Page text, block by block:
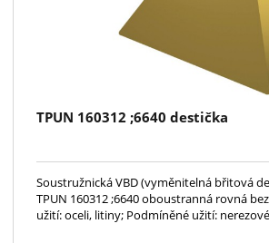
TPUN 160312 ;6640 destička
Soustružnická VBD (vyměnitelná břitová
TPUN 160312 ;6640 oboustranná rovná
užití: oceli, litiny; Podmíněné užití: